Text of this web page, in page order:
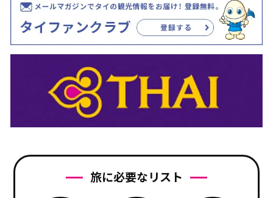
旅に必要なリスト